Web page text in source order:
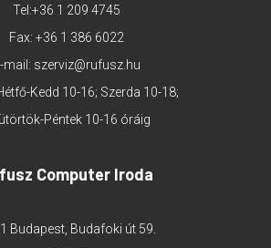
Tel:+36 1 209 4745
Fax: +36 1 386 6022
mail: szerviz@rufusz.hu
Kedd 10-16; Szerda 10-18;
Péntek 10-16 óráig
Computer Iroda
Budapest, Budafoki út 59.